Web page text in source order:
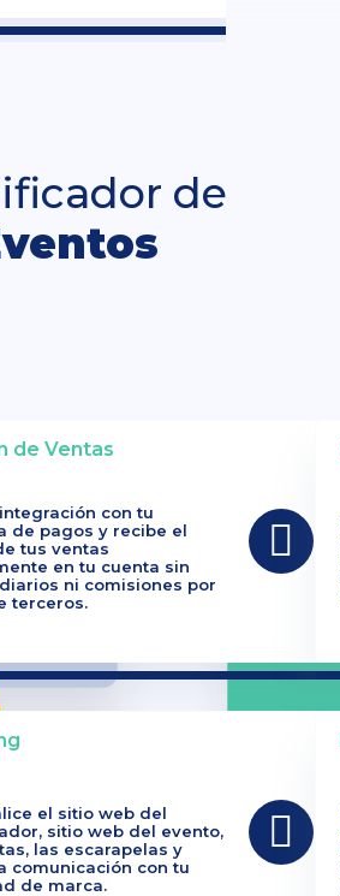
de
de Ventas
con tu
de pagos y recibe el
tus ventas
en tu cuenta sin
ni comisiones por
terceros.
el sitio web del
sitio web del evento,
las escarapelas y
comunicación con tu
de marca.